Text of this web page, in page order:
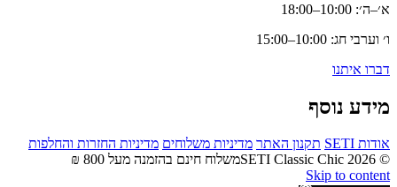
א׳–ה׳: 10:00–18:00
ו׳ וערבי חג: 10:00–15:00
דברו איתנו
מידע נוסף
אודות SETI תקנון האתר מדיניות משלוחים מדיניות החזרות והחלפות
© 2026 SETI Classic Chic
משלוח חינם בהזמנה מעל 800 ₪
Skip to content